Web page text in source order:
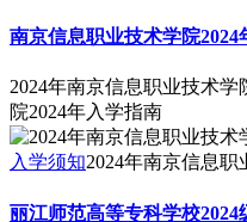
南京信息职业技术学院2024
2024年南京信息职业技术
院2024年入学指南
入学须知2024年南京信息
丽江师范高等专科学校2024